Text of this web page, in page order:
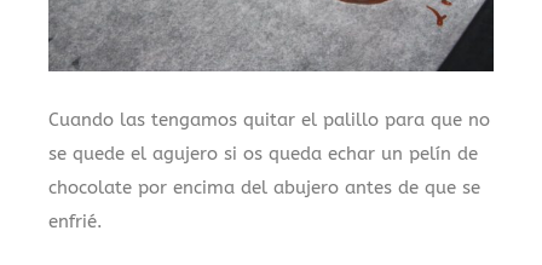
Cuando las tengamos quitar el palillo para que no
se quede el agujero si os queda echar un pelín de
chocolate por encima del abujero antes de que se
enfrié.